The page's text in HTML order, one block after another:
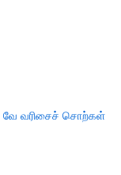
வே வரிசைச் சொற்கள்